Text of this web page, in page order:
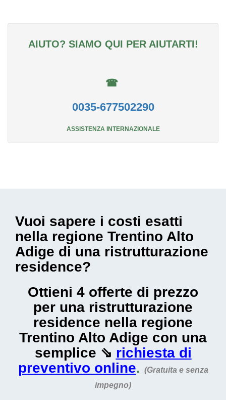
AIUTO? SIAMO QUI PER AIUTARTI!
☎
0035-677502290
ASSISTENZA INTERNAZIONALE
Vuoi sapere i costi esatti
nella regione Trentino Alto
Adige di una ristrutturazione
residence?
Ottieni 4 offerte di prezzo
per una ristrutturazione
residence nella regione
Trentino Alto Adige con una
semplice ⇘ richiesta di
preventivo online. (Gratuita e senza
impegno)